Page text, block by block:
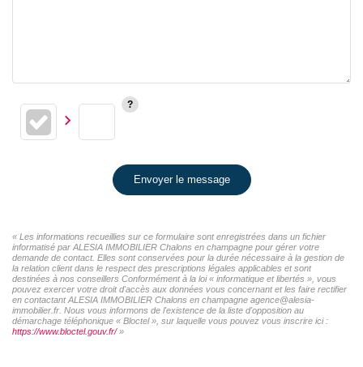
Envoyer le message
« Les informations recueillies sur ce formulaire sont enregistrées dans un fichier
informatisé par ALESIA IMMOBILIER Chalons en champagne pour gérer votre
demande de contact. Elles sont conservées pour la durée nécessaire à la gestion de
la relation client dans le respect des prescriptions légales applicables et sont
destinées à nos conseillers Conformément à la loi « informatique et libertés », vous
pouvez exercer votre droit d'accès aux données vous concernant et les faire rectifier
en contactant ALESIA IMMOBILIER Chalons en champagne agence@alesia-
immobilier.fr. Nous vous informons de l'existence de la liste d'opposition au
démarchage téléphonique « Bloctel », sur laquelle vous pouvez vous inscrire ici :
https://www.bloctel.gouv.fr/»